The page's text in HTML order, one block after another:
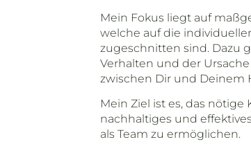
Mein Fokus liegt auf
welche auf die
zugeschnitten sind. Dazu
Verhalten und der
zwischen Dir und Deinem
Mein Ziel ist es, das
nachhaltiges und
als Team zu ermöglichen.